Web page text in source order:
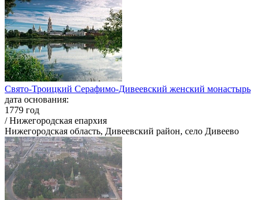
Свято-Троицкий Серафимо-Дивеевский женский монастырь
дата основания:
1779 год
/ Нижегородская епархия
Нижегородская область, Дивеевский район, село Дивеево